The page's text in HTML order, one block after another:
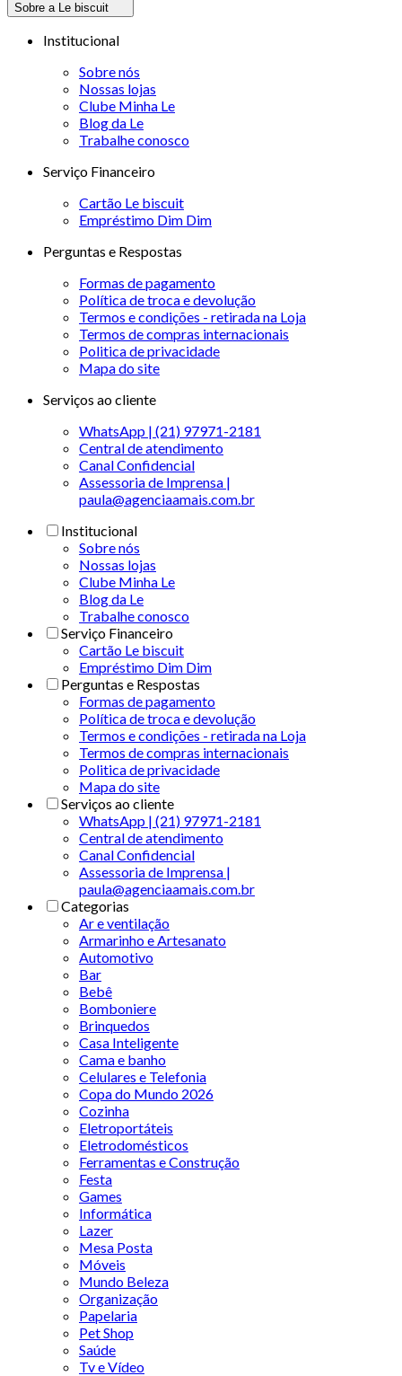
Sobre a Le biscuit
Institucional
Sobre nós
Nossas lojas
Clube Minha Le
Blog da Le
Trabalhe conosco
Serviço Financeiro
Cartão Le biscuit
Empréstimo Dim Dim
Perguntas e Respostas
Formas de pagamento
Política de troca e devolução
Termos e condições - retirada na Loja
Termos de compras internacionais
Politica de privacidade
Mapa do site
Serviços ao cliente
WhatsApp | (21) 97971-2181
Central de atendimento
Canal Confidencial
Assessoria de Imprensa |
paula@agenciaamais.com.br
Institucional
Sobre nós
Nossas lojas
Clube Minha Le
Blog da Le
Trabalhe conosco
Serviço Financeiro
Cartão Le biscuit
Empréstimo Dim Dim
Perguntas e Respostas
Formas de pagamento
Política de troca e devolução
Termos e condições - retirada na Loja
Termos de compras internacionais
Politica de privacidade
Mapa do site
Serviços ao cliente
WhatsApp | (21) 97971-2181
Central de atendimento
Canal Confidencial
Assessoria de Imprensa |
paula@agenciaamais.com.br
Categorias
Ar e ventilação
Armarinho e Artesanato
Automotivo
Bar
Bebê
Bomboniere
Brinquedos
Casa Inteligente
Cama e banho
Celulares e Telefonia
Copa do Mundo 2026
Cozinha
Eletroportáteis
Eletrodomésticos
Ferramentas e Construção
Festa
Games
Informática
Lazer
Mesa Posta
Móveis
Mundo Beleza
Organização
Papelaria
Pet Shop
Saúde
Tv e Vídeo